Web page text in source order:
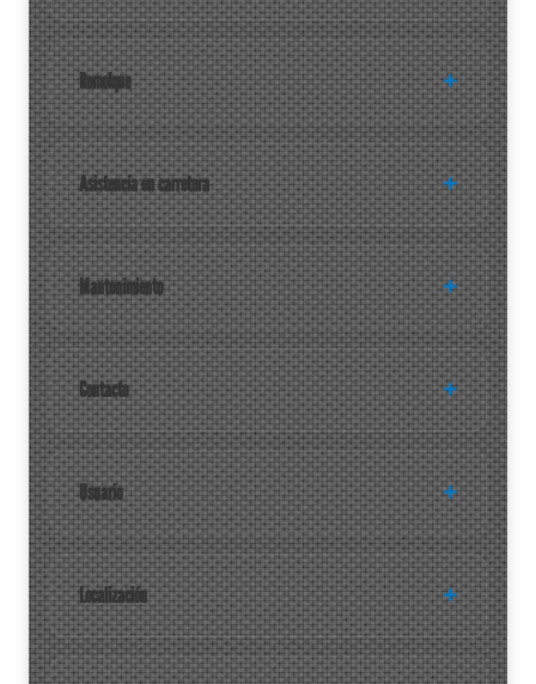
Remolque
Asistencia en carretera
Mantenimiento
Contacto
Usuario
Localización